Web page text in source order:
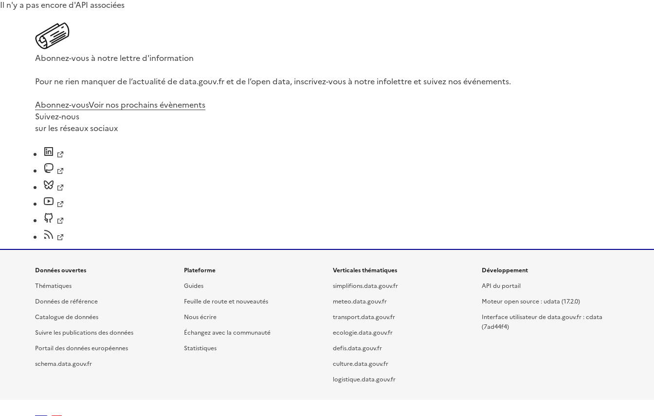
Il n'y a pas encore d'API associées
Abonnez-vous à notre lettre d'information
Pour ne rien manquer de l’actualité de data.gouv.fr et de l’open data, inscrivez-vous à notre infolettre et suivez nos événements.
Abonnez-vousVoir nos prochains évènements
Suivez-nous
sur les réseaux sociaux
Données ouvertes
Thématiques
Données de référence
Catalogue de données
Suivre les publications des données
Portail des données européennes
schema.data.gouv.fr
Plateforme
Guides
Feuille de route et nouveautés
Nous écrire
Échangez avec la communauté
Statistiques
Verticales thématiques
simplifions.data.gouv.fr
meteo.data.gouv.fr
transport.data.gouv.fr
ecologie.data.gouv.fr
defis.data.gouv.fr
culture.data.gouv.fr
logistique.data.gouv.fr
Développement
API du portail
Moteur open source : udata (17.2.0)
Interface utilisateur de data.gouv.fr : cdata
(7ad44f4)